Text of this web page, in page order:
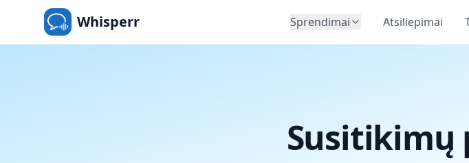
Whisperr Sprendimai Atsiliepimai
Susitikimų